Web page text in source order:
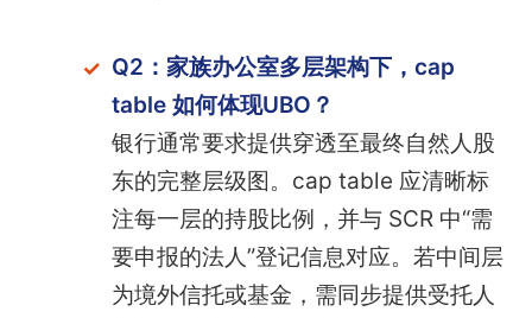
Q2：家族办公室多层架构下，cap
table 如何体现UBO？
银行通常要求提供穿透至最终自然人股
东的完整层级图。cap table 应清晰标
注每一层的持股比例，并与 SCR 中“需
要申报的法人”登记信息对应。若中间层
为境外信托或基金，需同步提供受托人